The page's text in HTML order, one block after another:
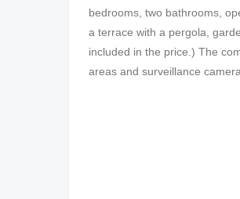
bedrooms, two bathrooms,
a terrace with a pergola,
included in the price.) The
areas and surveillance